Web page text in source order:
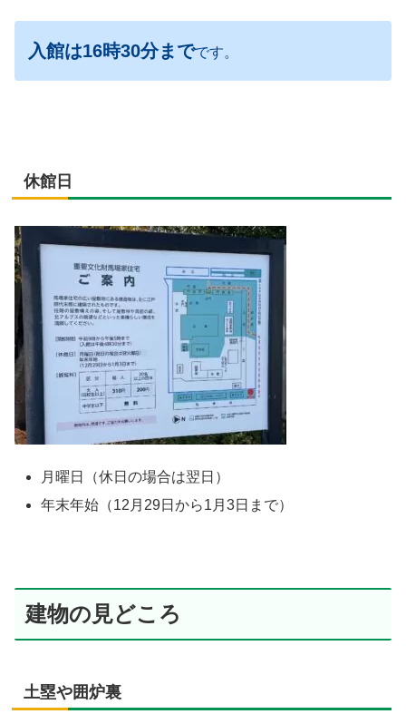
入館は16時30分までです。
休館日
月曜日（休日の場合は翌日）
年末年始（12月29日から1月3日まで）
建物の見どころ
土塁や囲炉裏